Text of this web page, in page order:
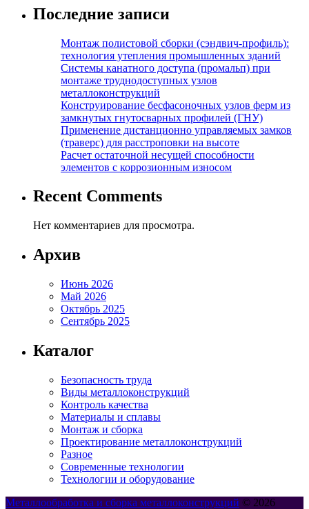
Последние записи
Монтаж полистовой сборки (сэндвич-профиль):
технология утепления промышленных зданий
Системы канатного доступа (промальп) при
монтаже труднодоступных узлов
металлоконструкций
Конструирование бесфасоночных узлов ферм из
замкнутых гнутосварных профилей (ГНУ)
Применение дистанционно управляемых замков
(траверс) для расстроповки на высоте
Расчет остаточной несущей способности
элементов с коррозионным износом
Recent Comments
Нет комментариев для просмотра.
Архив
Июнь 2026
Май 2026
Октябрь 2025
Сентябрь 2025
Каталог
Безопасность труда
Виды металлоконструкций
Контроль качества
Материалы и сплавы
Монтаж и сборка
Проектирование металлоконструкций
Разное
Современные технологии
Технологии и оборудование
Металлообработка и сборка металлоконструкций © 2026